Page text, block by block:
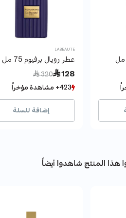
LABEAUTE
عطر رويال برفيوم 75 مل - أودو بارفان - لابوتيه
 128
Price reduced from
 320
to
423+ مشاهدة مؤخراً
127+ بيع مؤخراً
423+ مشاهدة مؤخراً
127+ بيع مؤخراً
إضافة للسلة
هذا المنتج شاهدوا أيضاً